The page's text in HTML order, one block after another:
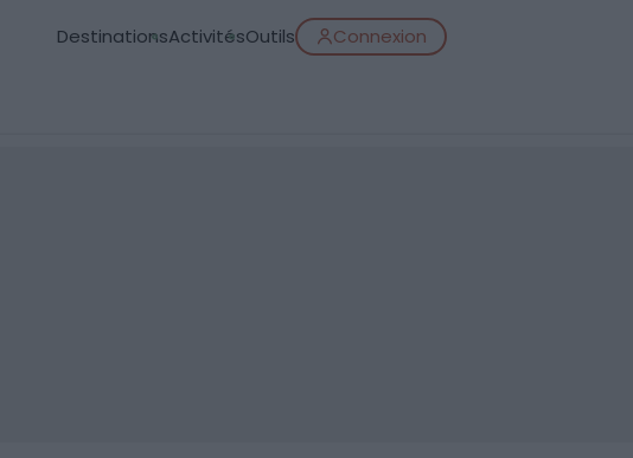
DestinationsActivitésOutils Connexion